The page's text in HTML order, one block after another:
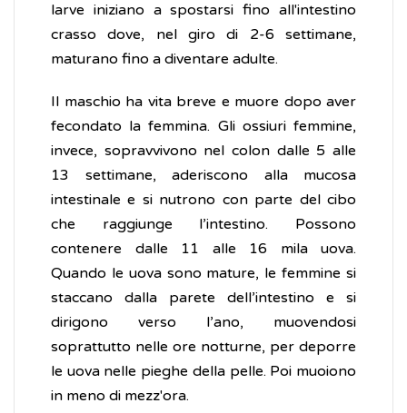
larve iniziano a spostarsi fino all'intestino
crasso dove, nel giro di 2-6 settimane,
maturano fino a diventare adulte.
Il maschio ha vita breve e muore dopo aver
fecondato la femmina. Gli ossiuri femmine,
invece, sopravvivono nel colon dalle 5 alle
13 settimane, aderiscono alla mucosa
intestinale e si nutrono con parte del cibo
che raggiunge l’intestino. Possono
contenere dalle 11 alle 16 mila uova.
Quando le uova sono mature, le femmine si
staccano dalla parete dell’intestino e si
dirigono verso l’ano, muovendosi
soprattutto nelle ore notturne, per deporre
le uova nelle pieghe della pelle. Poi muoiono
in meno di mezz'ora.